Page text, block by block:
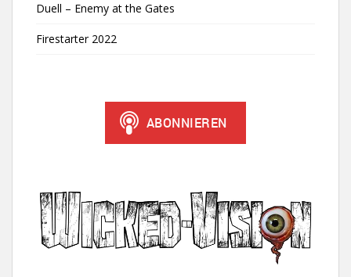
Duell – Enemy at the Gates
Firestarter 2022